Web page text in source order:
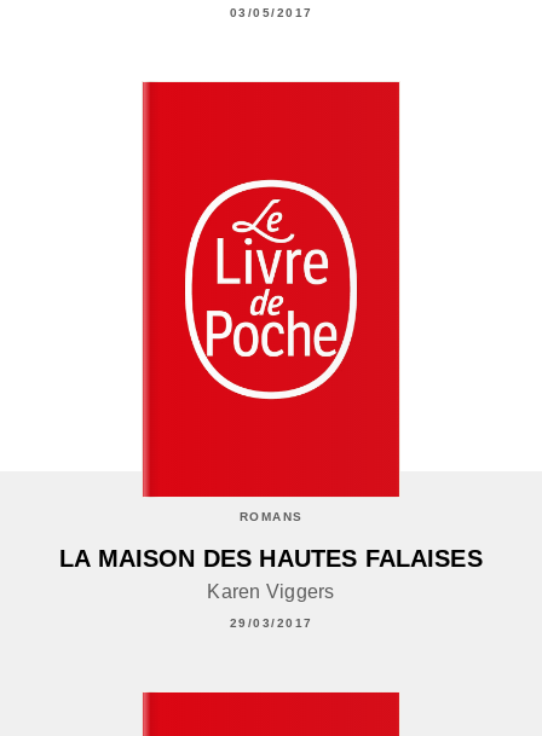
03/05/2017
ROMANS
LA MAISON DES HAUTES FALAISES
Karen Viggers
29/03/2017